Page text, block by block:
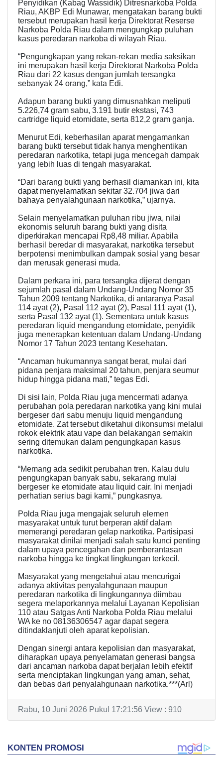
Penyidikan (Kabag Wassidik) Ditresnarkoba Polda
Riau, AKBP Edi Munawar, mengatakan barang bukti
tersebut merupakan hasil kerja Direktorat Reserse
Narkoba Polda Riau dalam mengungkap puluhan
kasus peredaran narkoba di wilayah Riau.
“Pengungkapan yang rekan-rekan media saksikan
ini merupakan hasil kerja Direktorat Narkoba Polda
Riau dari 22 kasus dengan jumlah tersangka
sebanyak 24 orang,” kata Edi.
Adapun barang bukti yang dimusnahkan meliputi
5.226,74 gram sabu, 3.191 butir ekstasi, 743
cartridge liquid etomidate, serta 812,2 gram ganja.
Menurut Edi, keberhasilan aparat mengamankan
barang bukti tersebut tidak hanya menghentikan
peredaran narkotika, tetapi juga mencegah dampak
yang lebih luas di tengah masyarakat.
“Dari barang bukti yang berhasil diamankan ini, kita
dapat menyelamatkan sekitar 32.704 jiwa dari
bahaya penyalahgunaan narkotika,” ujarnya.
Selain menyelamatkan puluhan ribu jiwa, nilai
ekonomis seluruh barang bukti yang disita
diperkirakan mencapai Rp8,48 miliar. Apabila
berhasil beredar di masyarakat, narkotika tersebut
berpotensi menimbulkan dampak sosial yang besar
dan merusak generasi muda.
Dalam perkara ini, para tersangka dijerat dengan
sejumlah pasal dalam Undang-Undang Nomor 35
Tahun 2009 tentang Narkotika, di antaranya Pasal
114 ayat (2), Pasal 112 ayat (2), Pasal 111 ayat (1),
serta Pasal 132 ayat (1). Sementara untuk kasus
peredaran liquid mengandung etomidate, penyidik
juga menerapkan ketentuan dalam Undang-Undang
Nomor 17 Tahun 2023 tentang Kesehatan.
“Ancaman hukumannya sangat berat, mulai dari
pidana penjara maksimal 20 tahun, penjara seumur
hidup hingga pidana mati,” tegas Edi.
Di sisi lain, Polda Riau juga mencermati adanya
perubahan pola peredaran narkotika yang kini mulai
bergeser dari sabu menuju liquid mengandung
etomidate. Zat tersebut diketahui dikonsumsi melalui
rokok elektrik atau vape dan belakangan semakin
sering ditemukan dalam pengungkapan kasus
narkotika.
“Memang ada sedikit perubahan tren. Kalau dulu
pengungkapan banyak sabu, sekarang mulai
bergeser ke etomidate atau liquid cair. Ini menjadi
perhatian serius bagi kami,” pungkasnya.
Polda Riau juga mengajak seluruh elemen
masyarakat untuk turut berperan aktif dalam
memerangi peredaran gelap narkotika. Partisipasi
masyarakat dinilai menjadi salah satu kunci penting
dalam upaya pencegahan dan pemberantasan
narkoba hingga ke tingkat lingkungan terkecil.
Masyarakat yang mengetahui atau mencurigai
adanya aktivitas penyalahgunaan maupun
peredaran narkotika di lingkungannya diimbau
segera melaporkannya melalui Layanan Kepolisian
110 atau Satgas Anti Narkoba Polda Riau melalui
WA ke no 08136306547 agar dapat segera
ditindaklanjuti oleh aparat kepolisian.
Dengan sinergi antara kepolisian dan masyarakat,
diharapkan upaya penyelamatan generasi bangsa
dari ancaman narkoba dapat berjalan lebih efektif
serta menciptakan lingkungan yang aman, sehat,
dan bebas dari penyalahgunaan narkotika.***(Arl)
Rabu, 10 Juni 2026 Pukul 17:21:56 View : 910